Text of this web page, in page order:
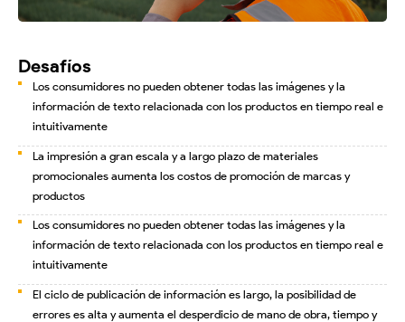
Desafíos
Los consumidores no pueden obtener todas las imágenes y la
información de texto relacionada con los productos en tiempo real e
intuitivamente
La impresión a gran escala y a largo plazo de materiales
promocionales aumenta los costos de promoción de marcas y
productos
Los consumidores no pueden obtener todas las imágenes y la
información de texto relacionada con los productos en tiempo real e
intuitivamente
El ciclo de publicación de información es largo, la posibilidad de
errores es alta y aumenta el desperdicio de mano de obra, tiempo y